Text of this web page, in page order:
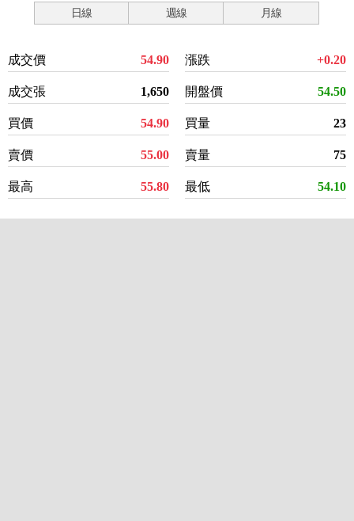
日線 週線 月線
成交價 54.90
成交張 1,650
買價 54.90
賣價 55.00
最高 55.80
漲跌 +0.20
開盤價 54.50
買量 23
賣量 75
最低 54.10